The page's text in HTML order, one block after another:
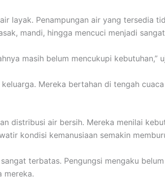
layak. Penampungan air yang tersedia
mandi, hingga mencuci menjadi
masih belum mencukupi
Mereka bertahan di tengah
distribusi air bersih. Mereka menilai
kondisi kemanusiaan semakin
terbatas. Pengungsi mengaku
mereka.